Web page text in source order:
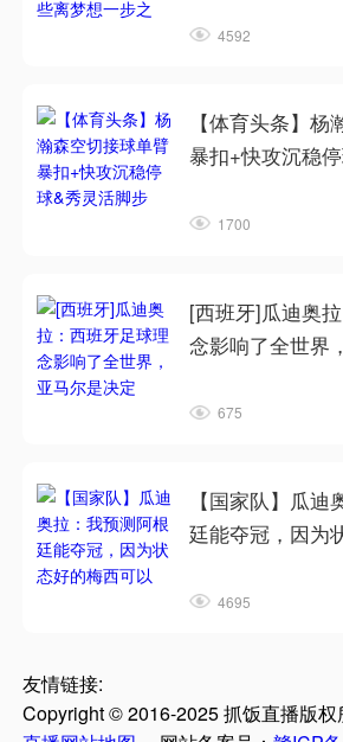
4592
【体育头条】
暴扣+快攻沉稳
1700
[西班牙]瓜迪奥
念影响了全世界
675
【国家队】瓜
廷能夺冠，因为
4695
友情链接:
Copyright © 2016-2025 抓饭直播版权